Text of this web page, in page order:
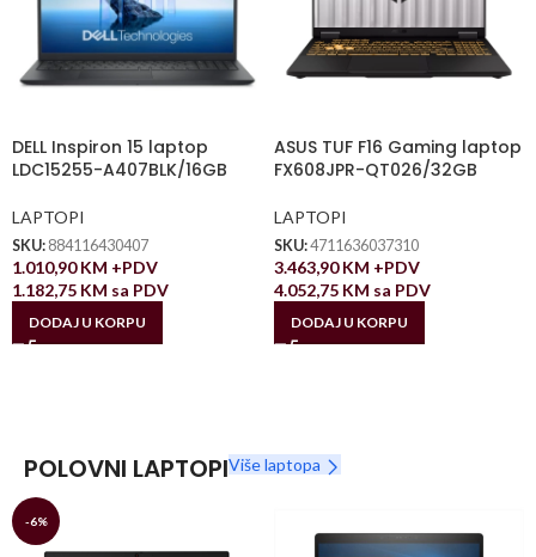
DELL Inspiron 15 laptop
LDC15255-A407BLK/16GB
LAPTOPI
SKU: 884116430407
1.010,90KM +PDV
1.182,75 KM sa PDV
DODAJ U KORPU
ASUS TUF F16 Gaming laptop
FX608JPR-QT026/32GB
LAPTOPI
SKU:4711636037310
3.463,90KM +PDV
4.052,75 KM sa PDV
DODAJ U KORPU
POLOVNI LAPTOPIViše laptopa
-6%